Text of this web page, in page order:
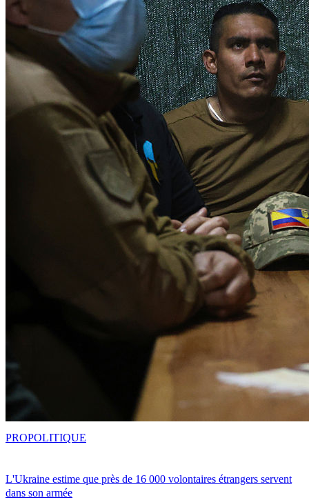
L'Ukraine estime que près de 16 000 volontaires étrangers servent
dans son armée
PROPOLITIQUE